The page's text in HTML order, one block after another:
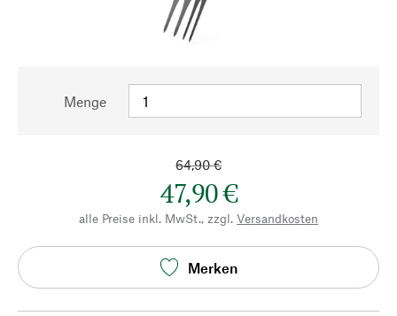
Menge
64,90 €
47,90 €
alle Preise inkl. MwSt., zzgl. Versandkosten
Merken